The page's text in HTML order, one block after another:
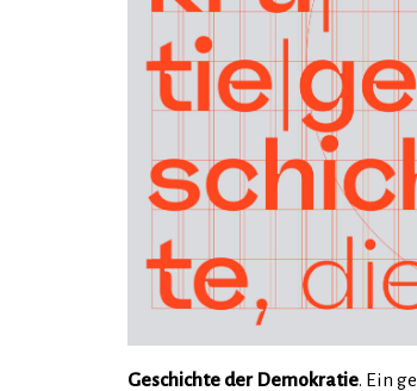
Geschichte der Demokratie. Ein